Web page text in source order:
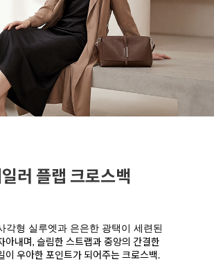
러 플랩 크로스백
각형 실루엣과 은은한 광택이 세련된
아내며, 슬림한 스트랩과 중앙의 간결한
이 우아한 포인트가 되어주는 크로스백.